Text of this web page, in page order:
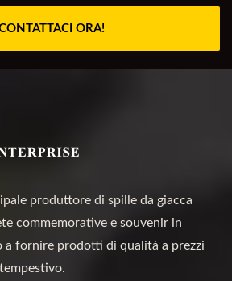
ORA!
produttore di spille da giacca
commemorative e souvenir in
a fornire prodotti di qualità a prezzi